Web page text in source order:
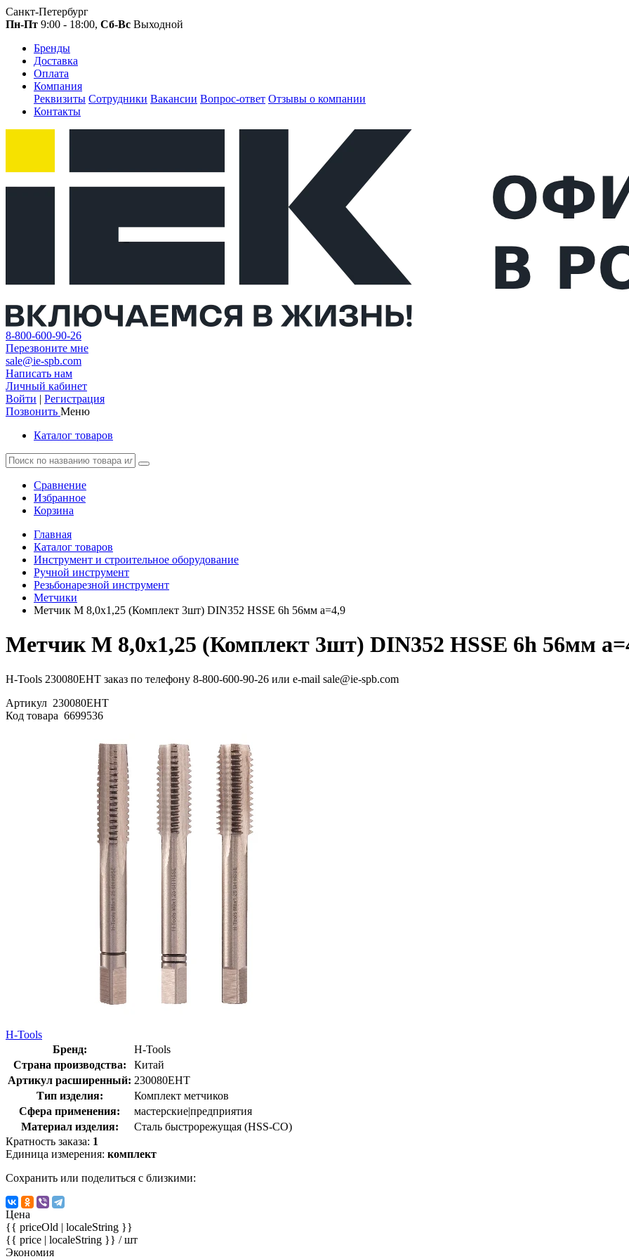
Санкт-Петербург
Пн-Пт 9:00 - 18:00, Сб-Вс Выходной
Бренды
Доставка
Оплата
Компания
Реквизиты Сотрудники Вакансии Вопрос-ответ Отзывы о компании
Контакты
8-800-600-90-26
Перезвоните мне
sale@ie-spb.com
Написать нам
Личный кабинет
Войти | Регистрация
Позвонить Меню
Каталог товаров
Сравнение
Избранное
Корзина
Главная
Каталог товаров
Инструмент и строительное оборудование
Ручной инструмент
Резьбонарезной инструмент
Метчики
Метчик М 8,0х1,25 (Комплект 3шт) DIN352 HSSE 6h 56мм a=4,9
Метчик М 8,0х1,25 (Комплект 3шт) DIN352 HSSE 6h 56мм
H-Tools 230080EHT заказ по телефону 8-800-600-90-26 или e-mail sale@ie-spb.com
Артикул 230080EHT
Код товара 6699536
H-Tools
Бренд:
H-Tools
Страна производства:
Китай
Артикул расширенный: 230080EHT
Тип изделия:
Комплект метчиков
Сфера применения:
мастерские|предприятия
Материал изделия:
Сталь быстрорежущая (HSS-CO)
Кратность заказа: 1
Единица измерения: комплект
Сохранить или поделиться с близкими:
Цена
{{ priceOld | localeString }}
{{ price | localeString }} / шт
Экономия